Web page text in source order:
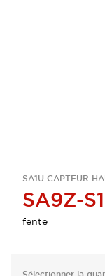
SA1U CAPTEUR
SA9Z-
fente